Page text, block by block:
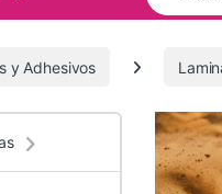
y Adhesivos